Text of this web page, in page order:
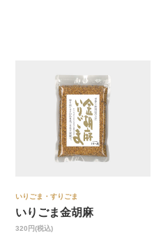
いりごま・すりごま
いりごま金胡麻
320円(税込)